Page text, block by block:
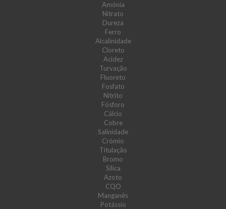
Amónia
Nitrato
Dureza
Ferro
Alcalinidade
Cloreto
Acidez
Turvação
Fluoreto
Fosfato
Nitrito
Fósforo
Cálcio
Cobre
Salinidade
Crómio
Titulação
Bromo
Sílica
Azoto
CQO
Manganês
Potássio